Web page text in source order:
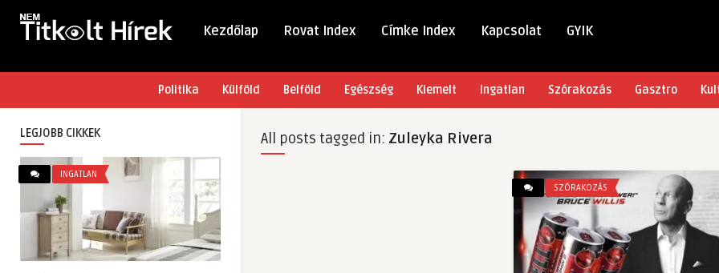
Kezdőlap Rovat Index Címke Index Kapcsolat GYIK
Politika Külföld Belföld Egészség Kiemelt Ingatlan Szórakozás Gasztro
LEGJOBB CIKKEK
INGATLAN
All posts tagged in: Zuleyka Rivera
SZÓRAKOZÁS